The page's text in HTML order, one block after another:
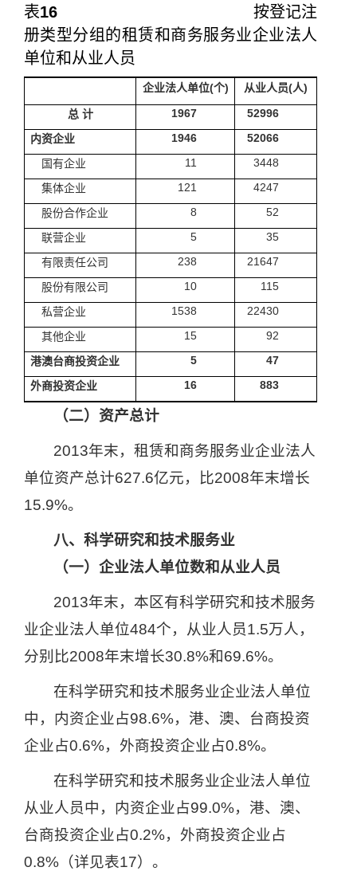
表16
按登记注
册类型分组的租赁和商务服务业企业法人
单位和从业人员
企业法人单位(个) 从业人员(人)
总 计 1967
52996
内资企业
1946
52066
国有企业
11
3448
集体企业
121
4247
股份合作企业
8
52
联营企业
5
35
有限责任公司
238
21647
股份有限公司
10
115
私营企业
1538
22430
其他企业
15
92
港澳台商投资企业
5
47
外商投资企业
16 883
（二）资产总计
2013年末，租赁和商务服务业企业法人
单位资产总计627.6亿元，比2008年末增长
15.9%。
八、科学研究和技术服务业
（一）企业法人单位数和从业人员
2013年末，本区有科学研究和技术服务
业企业法人单位484个，从业人员1.5万人，
分别比2008年末增长30.8%和69.6%。
在科学研究和技术服务业企业法人单位
中，内资企业占98.6%，港、澳、台商投资
企业占0.6%，外商投资企业占0.8%。
在科学研究和技术服务业企业法人单位
从业人员中，内资企业占99.0%，港、澳、
台商投资企业占0.2%，外商投资企业占
0.8% （详见表17）。